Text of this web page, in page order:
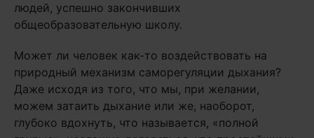
людей, успешно закончивших
общеобразовательную школу.
Может ли человек как-то воздействовать на
природный механизм саморегуляции дыхания?
Даже исходя из того, что мы, при желании,
можем затаить дыхание или же, наоборот,
глубоко вдохнуть, что называется, «полной